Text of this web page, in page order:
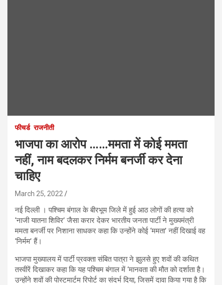
फीचर्ड राजनीती
भाजपा का आरोप ……ममता में कोई ममता
नहीं, नाम बदलकर निर्मम बनर्जी कर देना
चाहिए
March 25, 2022
नई दिल्ली । पश्चिम बंगाल के बीरभूम जिले में हुई आठ लोगों की हत्या को
‘नाजी यातना शिविर’ जैसा करार देकर भारतीय जनता पार्टी ने मुख्यमंत्री
ममता बनर्जी पर निशाना साधकर कहा कि उन्होंने कोई ‘ममता’ नहीं दिखाई वह
‘निर्मम’ हैं।
भाजपा मुख्यालय में पार्टी प्रवक्ता संबित पात्रा ने झुलसे हुए शवों की कथित
तस्वीरें दिखाकर कहा कि यह पश्चिम बंगाल में ‘मानवता की मौत को दर्शाता है।
उन्होंने शवों की पोस्टमार्टम रिपोर्ट का संदर्भ दिया, जिसमें दावा किया गया है कि